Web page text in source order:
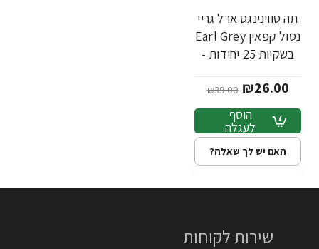
תה טווינינגס ארל גריי
נטול קפאין Earl Grey
בשקיות 25 יחידות -
₪26.00
₪39.00
הוסף
לעגלה
האם יש לך שאלה?
שירות לקוחות